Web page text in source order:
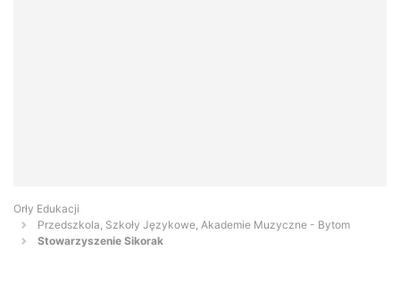
Orły Edukacji
Przedszkola, Szkoły Językowe, Akademie Muzyczne - Bytom
Stowarzyszenie Sikorak